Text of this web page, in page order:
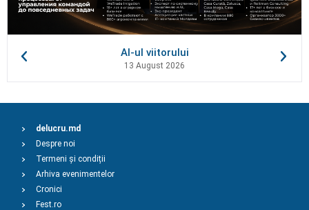
AI-ul viitorului
13 August 2026
delucru.md
Despre noi
Termeni și condiții
Arhiva evenimentelor
Cronici
Fest.ro